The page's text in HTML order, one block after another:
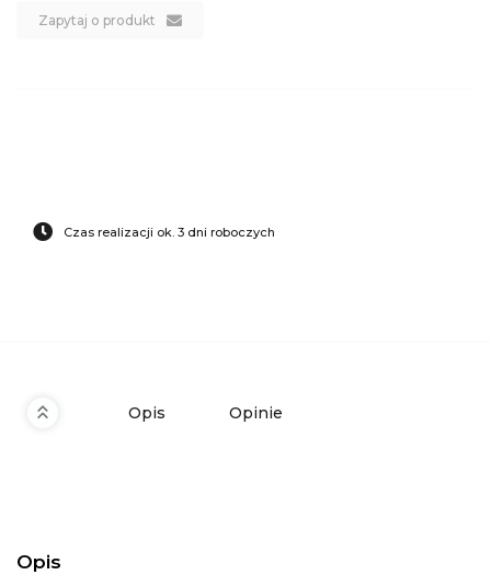
Zapytaj o produkt
Czas realizacji ok. 3 dni roboczych
Opis Opinie
Opis